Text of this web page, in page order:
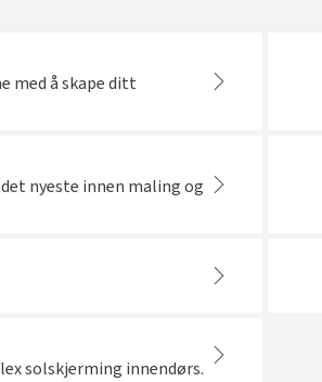
med å skape ditt
nyeste innen maling og
solskjerming innendørs.